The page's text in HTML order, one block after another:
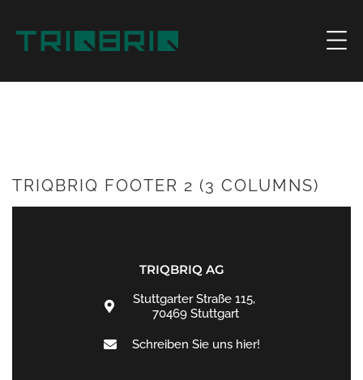
TRIQBRIQ FOOTER 2 (3 COLUMNS)
TRIQBRIQ AG
Stuttgarter Straße 115,
70469 Stuttgart
Schreiben Sie uns hier!